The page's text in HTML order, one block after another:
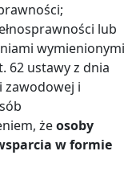
lub
wymienionymi
62 ustawy z dnia
zawodowej i
żeosoby
w formie